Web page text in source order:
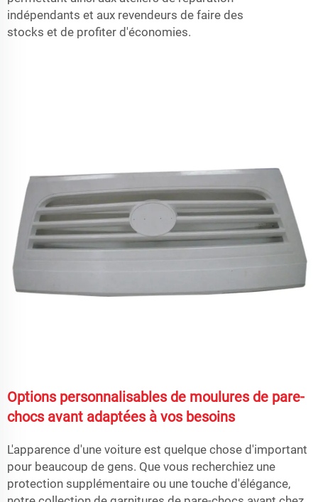
indépendants et aux revendeurs de faire des
stocks et de profiter d'économies.
Options personnalisables de moulures de pare-
chocs avant adaptées à vos besoins
L'apparence d'une voiture est quelque chose d'important
pour beaucoup de gens. Que vous recherchiez une
protection supplémentaire ou une touche d'élégance,